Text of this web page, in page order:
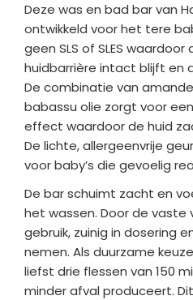
Deze was en bad bar van
ontwikkeld voor het tere
geen SLS of SLES waardoor
huidbarrière intact blijft en
De combinatie van
babassu olie zorgt voor
effect waardoor de huid
De lichte, allergeenvrije
voor baby’s die gevoelig
De bar schuimt zacht en
het wassen. Door de vaste
gebruik, zuinig in dosering
nemen. Als duurzame
liefst drie flessen van 150
minder afval produceert.